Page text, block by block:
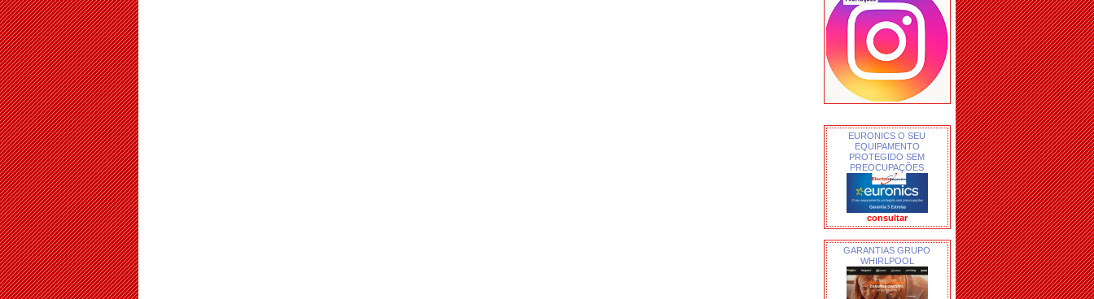
EURONICS O SEU
EQUIPAMENTO
PROTEGIDO SEM
PREOCUPAÇÕES
consultar
GARANTIAS GRUPO
WHIRLPOOL